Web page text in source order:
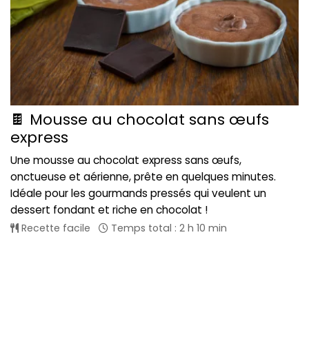
🍫 Mousse au chocolat sans œufs
express
Une mousse au chocolat express sans œufs,
onctueuse et aérienne, prête en quelques minutes.
Idéale pour les gourmands pressés qui veulent un
dessert fondant et riche en chocolat !
Recette facile Temps total : 2 h 10 min